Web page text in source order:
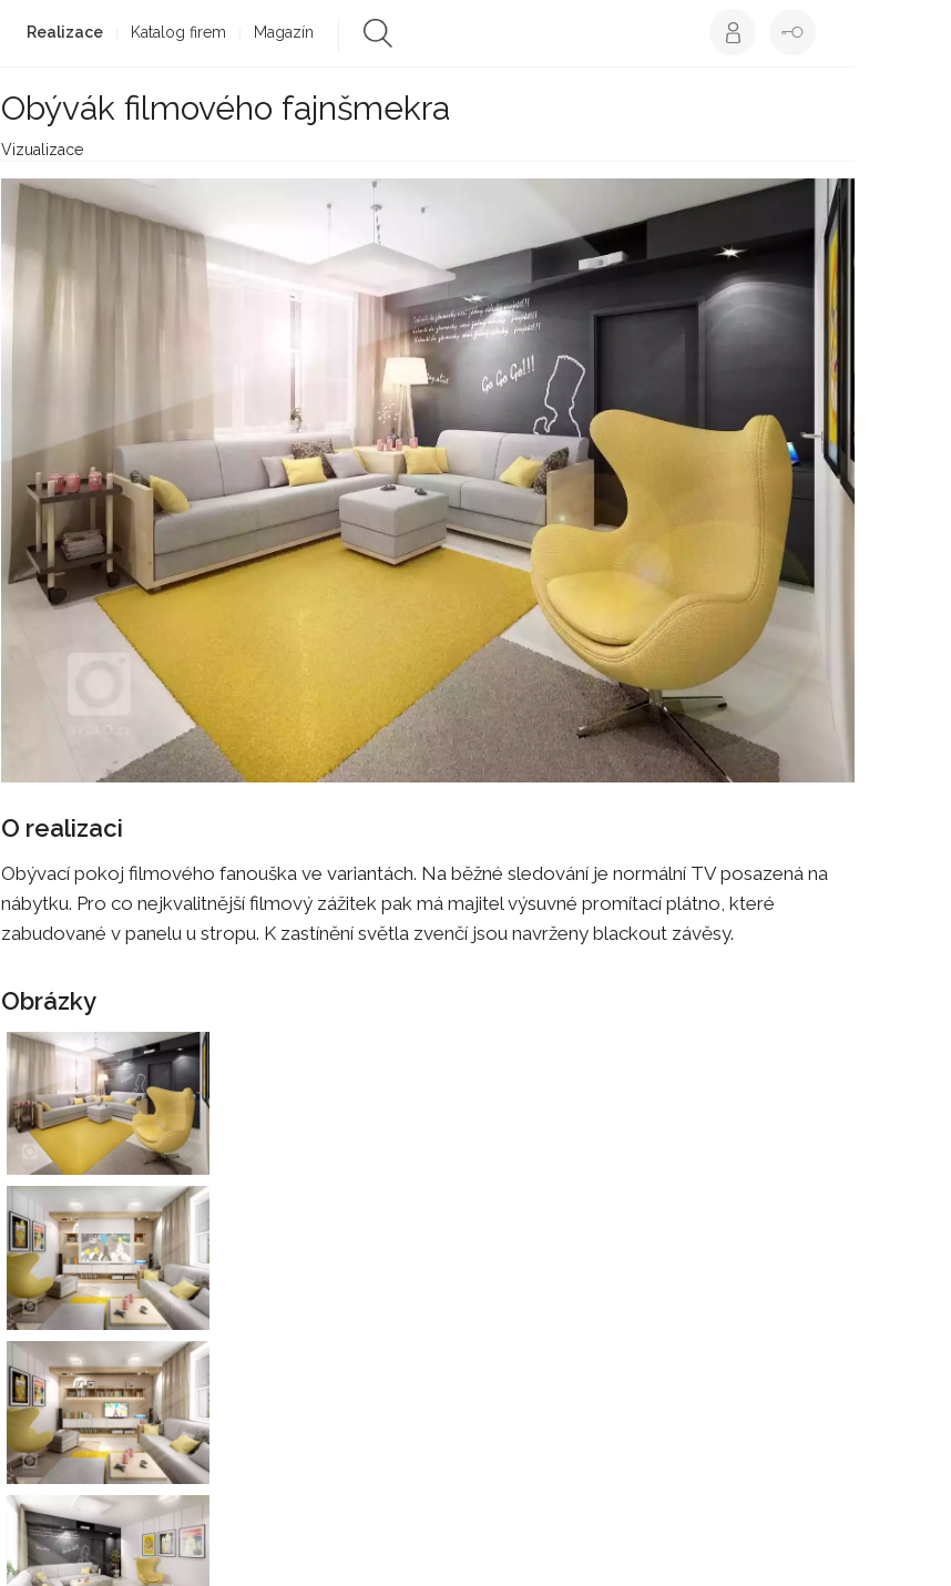
Realizace Katalog firem Magazín
Obývák filmového fajnšmekra
Vizualizace
O realizaci
Obývací pokoj filmového fanouška ve variantách. Na běžné sledování je normální TV posazená na
nábytku. Pro co nejkvalitnější filmový zážitek pak má majitel výsuvné promítací plátno, které
zabudované v panelu u stropu. K zastínění světla zvenčí jsou navrženy blackout závěsy.
Obrázky